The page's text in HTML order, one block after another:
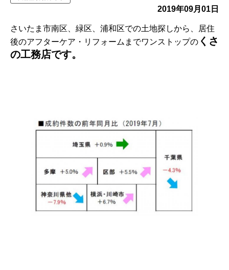
2019年09月01日
さいたま市南区、緑区、浦和区での土地探しから、居住
後のアフターケア・リフォームまでワンストップの くさ
の工務店です。